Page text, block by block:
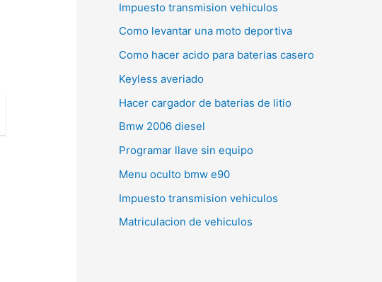
Impuesto transmision vehiculos
Como levantar una moto deportiva
Como hacer acido para baterias casero
Keyless averiado
Hacer cargador de baterias de litio
Bmw 2006 diesel
Programar llave sin equipo
Menu oculto bmw e90
Impuesto transmision vehiculos
Matriculacion de vehiculos